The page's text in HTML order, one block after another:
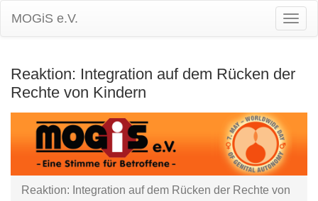
MOGiS e.V.
Reaktion: Integration auf dem Rücken der
Rechte von Kindern
Reaktion: Integration auf dem Rücken der Rechte von